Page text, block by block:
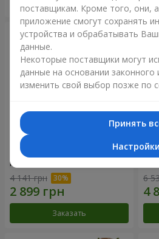
Цветы в коробке "25
красных роз!"
4 141 грн
Заказать
6
поставщикам. Кроме того, они,
приложение смогут сохранять
устройства и обрабатывать
данные.
Некоторые поставщики могут
данные на основании
изменить свой выбор позже по
Принять
Настройки